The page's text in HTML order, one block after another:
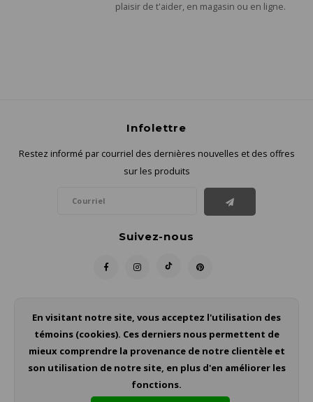
plaisir de t'aider, en magasin ou en ligne.
Infolettre
Restez informé par courriel des dernières nouvelles et des offres
sur les produits
Suivez-nous
Service à la clientèle
Mon compte
En visitant notre site, vous acceptez l'utilisation des
témoins (cookies). Ces derniers nous permettent de
mieux comprendre la provenance de notre clientèle et
son utilisation de notre site, en plus d'en améliorer les
fonctions.